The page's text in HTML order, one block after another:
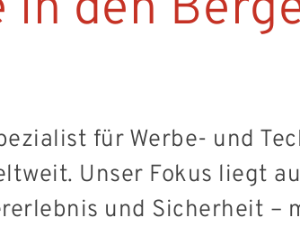
für Werbe- und
Unser Fokus liegt
und Sicherheit –